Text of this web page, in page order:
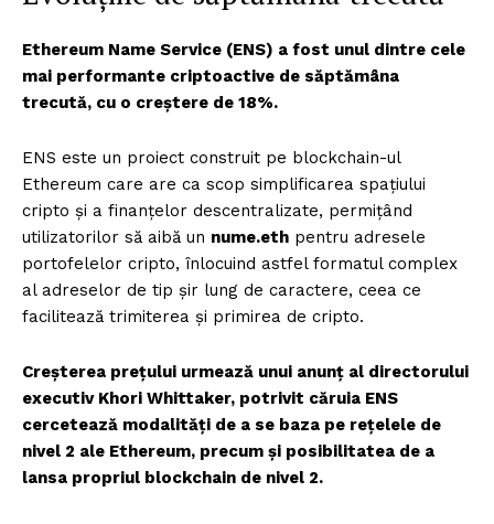
Ethereum Name Service (ENS) a fost unul dintre cele
mai performante criptoactive de săptămâna
trecută, cu o creștere de 18%.
ENS este un proiect construit pe blockchain-ul
Ethereum care are ca scop simplificarea spațiului
cripto și a finanțelor descentralizate, permițând
utilizatorilor să aibă un nume.eth pentru adresele
portofelelor cripto, înlocuind astfel formatul complex
al adreselor de tip șir lung de caractere, ceea ce
facilitează trimiterea și primirea de cripto.
Creșterea prețului urmează unui anunț al directorului
executiv Khori Whittaker, potrivit căruia ENS
cercetează modalități de a se baza pe rețelele de
nivel 2 ale Ethereum, precum și posibilitatea de a
lansa propriul blockchain de nivel 2.